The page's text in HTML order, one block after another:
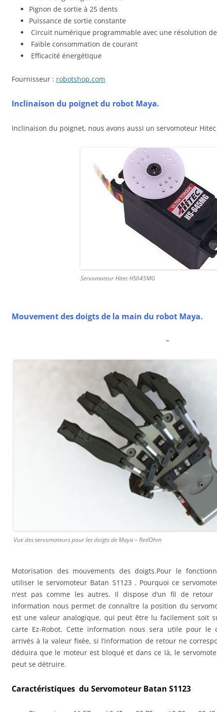
Pignon de sortie à 25 dents
Puissance de sortie constante
Circuit numérique programmable avec une résolution
Faible consommation de courant
Efficacité énergétique
Fournisseur : robotshop.com
Inclinaison du poignet du robot Maya.
Inclinaison du poignet, nous avons aussi un servomoteur Hitec
Servomoteur Hitec HS645MG
Mouvement des doigts de la main du robot Maya.
–
Vue des servomoteurs pour les doigts de Maya – RedOhm
Motorisation des mouvements des doigts.Pour le
utiliser le servomoteur Batan S1123 . Pourquoi ce
n’est pas comme les autres. Il dispose d’un fil de retour
information nous permet de connaître la position du
est une valeur analogique, qui peut être lu facilement soit
carte Ez-Robot. Cette information nous sera utile pour le
arrivés à la valeur fixée, si l’information de retour ne
déduira que le moteur est bloqué et dans ce là, le
peut se détruire.
Caractéristiques du Servomoteur Batan S1123